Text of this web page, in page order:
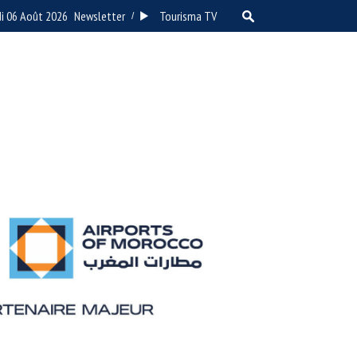
06 Août 2026 Newsletter / Tourisma TV